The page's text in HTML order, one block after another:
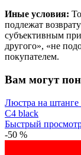
Иные условия:
подлежат
субъективным
другого», «не
покупателем.
Вам могут
Люстра на
C4 black
Быстрый
-50 %